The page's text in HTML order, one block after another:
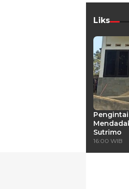
Liks
Sutrimo
16:00 WIB